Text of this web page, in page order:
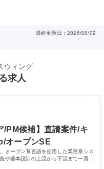
最終更新日：2026/08/09
ウィング
求人
PM候補】直請案件/キ
オープンSE
オープン系言語を使用した業務系シス
や基本設計の上流から下流まで一貫し